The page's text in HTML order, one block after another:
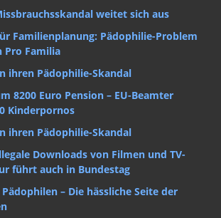
weitet sich aus
Familienplanung: Pädophilie-Problem
Pro Familia
ihren Pädophilie-Skandal
8200 Euro Pension – EU-Beamter
Kinderpornos
ihren Pädophilie-Skandal
Downloads von Filmen und TV-
führt auch in Bundestag
– Die hässliche Seite der